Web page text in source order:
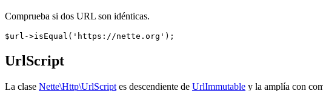
Comprueba si dos URL son idénticas.
UrlScript
La clase Nette\Http\UrlScript es descendiente de UrlImmutable y la amplía con